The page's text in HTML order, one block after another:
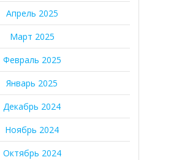
Апрель 2025
Март 2025
Февраль 2025
Январь 2025
Декабрь 2024
Ноябрь 2024
Октябрь 2024